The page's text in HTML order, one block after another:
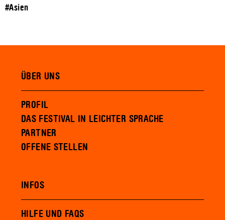
#Asien
ÜBER UNS
PROFIL
DAS FESTIVAL IN LEICHTER SPRACHE
PARTNER
OFFENE STELLEN
INFOS
HILFE UND FAQS